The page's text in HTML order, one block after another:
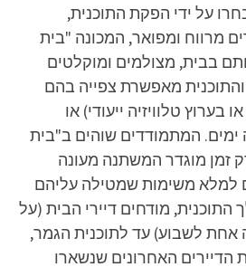
על ידי הפקת התוכנית,
מרווח ומפואר, המכונה "בית
בבית, מצולמים ומוקלטים
מאפשרת צפייה בהם
בערוץ טלוויזיה ייעודי) או
ימים. המתמודדים שוהים ב"בית
זמן מוגדר המשתנה מעונה
למלא משימות שמטילה עליהם
מודחים דיירי הבית (על
אחת לשבוע) עד לתוכנית הגמר,
האחרונים שנשארו